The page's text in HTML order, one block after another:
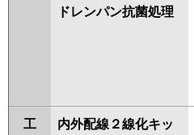
ドレンパン抗菌処理
工
内外配線２線化キッ